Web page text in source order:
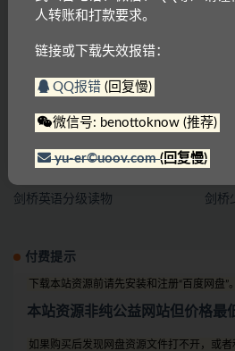
剑桥英语分级读物 剑桥
付费提示
下载本站资源前请先安装和注册“百度网盘”。
本站资源非纯公益网站但价格最
如果购买后发现网盘资源文件打不开，或
人转账和打款要求。
链接或下载失效报错：
QQ报错(回复慢)
微信号: benottoknow (推荐)
yu-er©uoov.com(回复慢)